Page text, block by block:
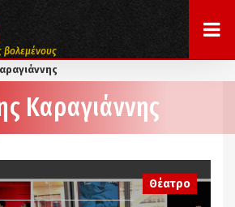
βολεμένους
Καραγιάννης
Θέατρο